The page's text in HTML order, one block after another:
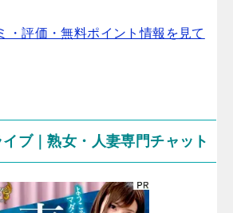
評価・無料ポイント情報を見て
ブ｜熟女・人妻専門チャット